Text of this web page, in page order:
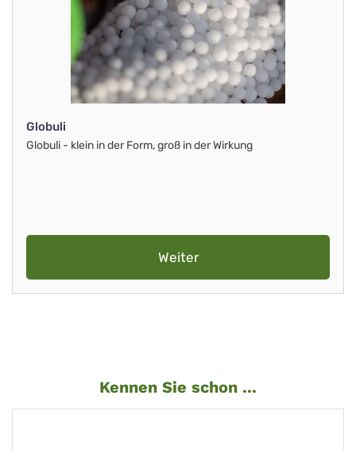
Globuli
Globuli - klein in der Form, groß in der Wirkung
Weiter
Kennen Sie schon ...